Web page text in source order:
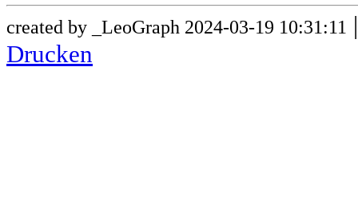
created by _LeoGraph 2024-03-19 10:31:11
Drucken